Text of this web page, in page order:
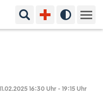
Suchbegriff eingeben
Hoher
16:30 Uhr - 19:15 Uhr